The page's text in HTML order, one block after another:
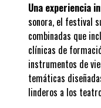
Una experiencia
sonora, el festival
combinadas que
clínicas de
instrumentos de
temáticas
linderos a los